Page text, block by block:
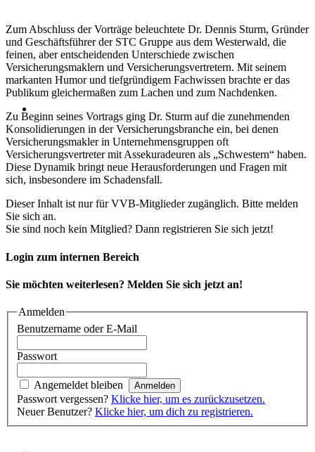
Zum Abschluss der Vorträge beleuchtete Dr. Dennis Sturm, Gründer
und Geschäftsführer der STC Gruppe aus dem Westerwald, die
feinen, aber entscheidenden Unterschiede zwischen
Versicherungsmaklern und Versicherungsvertretern. Mit seinem
markanten Humor und tiefgründigem Fachwissen brachte er das
Publikum gleichermaßen zum Lachen und zum Nachdenken.
Zu Beginn seines Vortrags ging Dr. Sturm auf die zunehmenden
Konsolidierungen in der Versicherungsbranche ein, bei denen
Versicherungsmakler in Unternehmensgruppen oft
Versicherungsvertreter mit Assekuradeuren als „Schwestern“ haben.
Diese Dynamik bringt neue Herausforderungen und Fragen mit
sich, insbesondere im Schadensfall.
Dieser Inhalt ist nur für VVB-Mitglieder zugänglich. Bitte melden
Sie sich an.
Sie sind noch kein Mitglied? Dann registrieren Sie sich jetzt!
Login zum internen Bereich
Sie möchten weiterlesen? Melden Sie sich jetzt an!
Anmelden
Benutzername oder E-Mail
Passwort
Angemeldet bleiben
Passwort vergessen? Klicke hier, um es zurückzusetzen.
Neuer Benutzer? Klicke hier, um dich zu registrieren.